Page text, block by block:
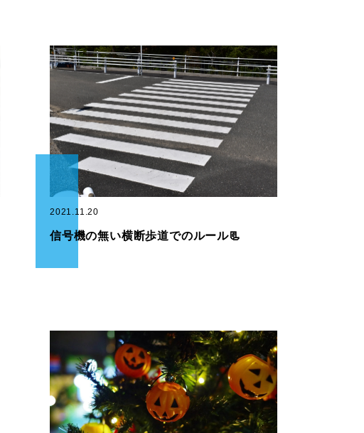
2021.11.20
信号機の無い横断歩道でのルール📃